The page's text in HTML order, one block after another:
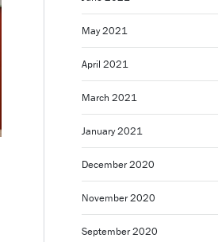
May 2021
April 2021
March 2021
January 2021
December 2020
November 2020
September 2020